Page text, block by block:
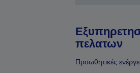
πελατων
Προωθητικές